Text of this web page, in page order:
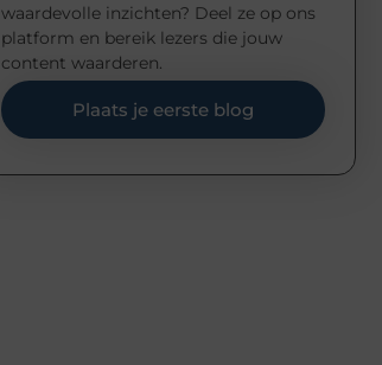
waardevolle inzichten? Deel ze op ons
platform en bereik lezers die jouw
content waarderen.
Plaats je eerste blog